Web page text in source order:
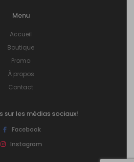
Menu
Accueil
Boutique
Promo
À propos
Contact
sur les médias sociaux!
Facebook
Instagram